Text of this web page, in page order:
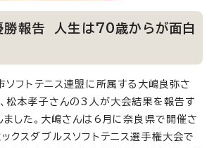
勝報告 人生は70歳からが面白
フトテニス連盟に所属する大嶋良弥さ
、松本孝子さんの3人が大会結果を報告す
ました。大嶋さんは6月に奈良県で開催さ
クスダブルスソフトテニス選手権大会で